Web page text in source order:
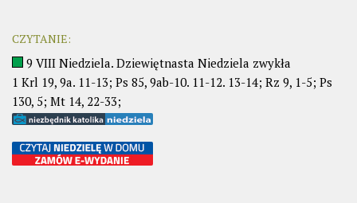
CZYTANIE:
9 VIII Niedziela. Dziewiętnasta Niedziela zwykła
1 Krl 19, 9a. 11-13; Ps 85, 9ab-10. 11-12. 13-14; Rz 9, 1-5; Ps
130, 5; Mt 14, 22-33;